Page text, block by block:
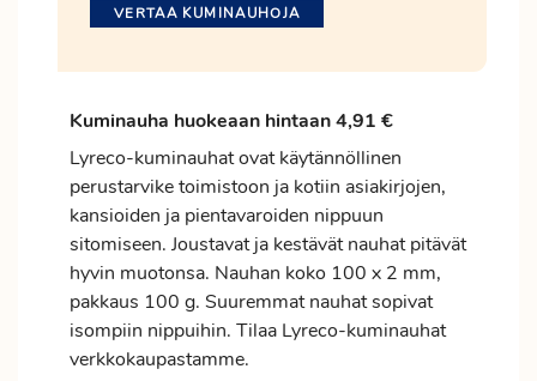
VERTAA KUMINAUHOJA
Kuminauha huokeaan hintaan 4,91 €
Lyreco-kuminauhat ovat käytännöllinen
perustarvike toimistoon ja kotiin asiakirjojen,
kansioiden ja pientavaroiden nippuun
sitomiseen. Joustavat ja kestävät nauhat pitävät
hyvin muotonsa. Nauhan koko 100 x 2 mm,
pakkaus 100 g. Suuremmat nauhat sopivat
isompiin nippuihin. Tilaa Lyreco-kuminauhat
verkkokaupastamme.